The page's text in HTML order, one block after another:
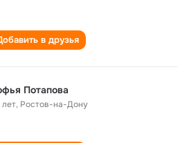
в друзья
Потапова
, Ростов-на-Дону